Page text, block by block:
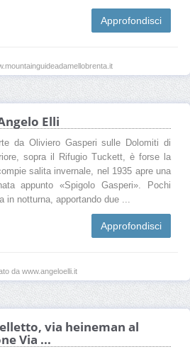
Approfondisci
Elli
da Oliviero Gasperi sulle Dolomiti di
sopra il Rifugio Tuckett, è forse la
salita invernale, nel 1935 apre una
appunto «Spigolo Gasperi». Pochi
in notturna, apportando due ...
Approfondisci
da www.angeloelli.it
via heineman al
Via ...